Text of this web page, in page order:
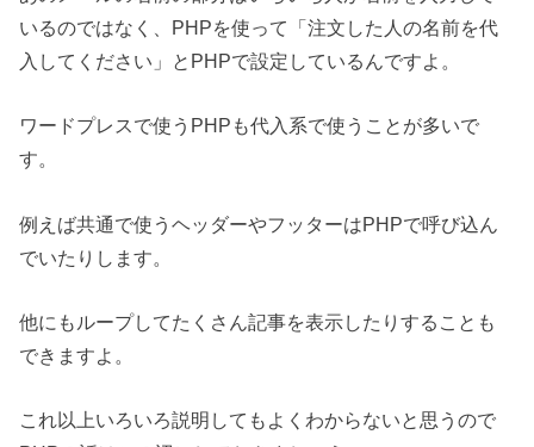
いるのではなく、PHPを使って「注文した人の名前を代
入してください」とPHPで設定しているんですよ。
ワードプレスで使うPHPも代入系で使うことが多いで
す。
例えば共通で使うヘッダーやフッターはPHPで呼び込ん
でいたりします。
他にもループしてたくさん記事を表示したりすることも
できますよ。
これ以上いろいろ説明してもよくわからないと思うので